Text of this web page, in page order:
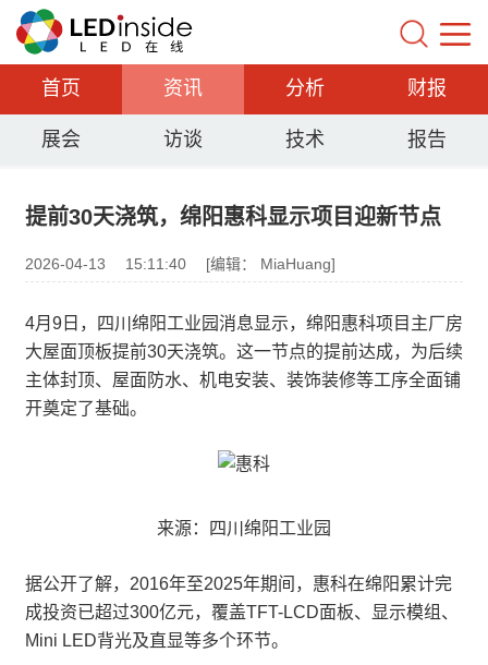
首页 资讯 分析 财报
展会 访谈 技术 报告
提前30天浇筑，绵阳惠科显示项目迎新节点
2026-04-13 15:11:40 [编辑： MiaHuang]
4月9日，四川绵阳工业园消息显示，绵阳惠科项目主厂房
大屋面顶板提前30天浇筑。这一节点的提前达成，为后续
主体封顶、屋面防水、机电安装、装饰装修等工序全面铺
开奠定了基础。
来源：四川绵阳工业园
据公开了解，2016年至2025年期间，惠科在绵阳累计完
成投资已超过300亿元，覆盖TFT-LCD面板、显示模组、
Mini LED背光及直显等多个环节。